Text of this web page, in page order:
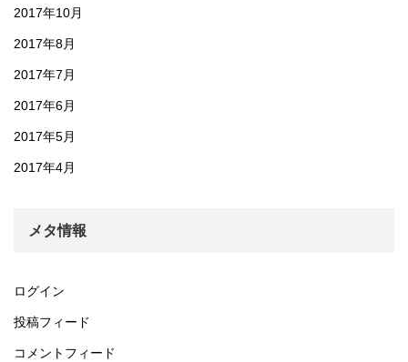
2017年10月
2017年8月
2017年7月
2017年6月
2017年5月
2017年4月
メタ情報
ログイン
投稿フィード
コメントフィード